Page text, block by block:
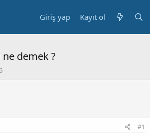
Giriş yap Kayıt ol
ne demek ?
#1